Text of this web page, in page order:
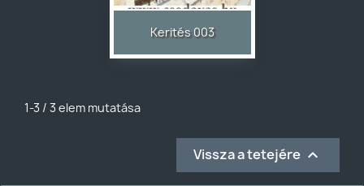
Előnézet
Kerités 003
1-3 / 3 elem mutatása
Vissza a tetejére 